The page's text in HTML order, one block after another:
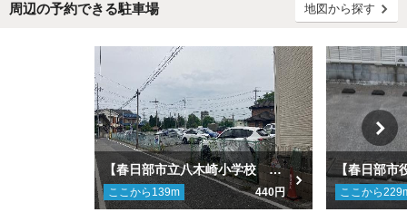
周辺の予約できる駐車場 地図から探す
【春日部市立八木崎小学校 徒歩５分】種村駐車場
ここから 139m 440円 ここから229